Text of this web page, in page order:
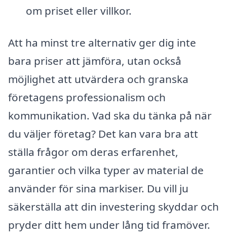
om priset eller villkor.
Att ha minst tre alternativ ger dig inte
bara priser att jämföra, utan också
möjlighet att utvärdera och granska
företagens professionalism och
kommunikation. Vad ska du tänka på när
du väljer företag? Det kan vara bra att
ställa frågor om deras erfarenhet,
garantier och vilka typer av material de
använder för sina markiser. Du vill ju
säkerställa att din investering skyddar och
pryder ditt hem under lång tid framöver.